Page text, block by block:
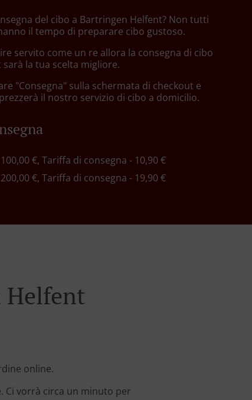
del cibo a Bartringen Helfent? Non tutti
il tempo di preparare cibo gustoso.
servito come un re allora la consegna di cibo
la tua scelta migliore.
"Consegna" sulla schermata di checkout e
il nostro servizio di cibo a domicilio.
€, Tariffa di consegna - 10,90 €
€, Tariffa di consegna - 19,90 €
Helfent
online.
Ci vorrà circa un minuto per